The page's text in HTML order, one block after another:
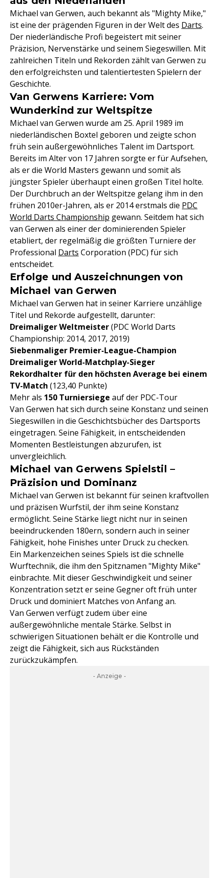
Michael van Gerwen, auch bekannt als "Mighty Mike,"
ist eine der prägenden Figuren in der Welt des Darts.
Der niederländische Profi begeistert mit seiner
Präzision, Nervenstärke und seinem Siegeswillen. Mit
zahlreichen Titeln und Rekorden zählt van Gerwen zu
den erfolgreichsten und talentiertesten Spielern der
Geschichte.
Van Gerwens Karriere: Vom
Wunderkind zur Weltspitze
Michael van Gerwen wurde am 25. April 1989 im
niederländischen Boxtel geboren und zeigte schon
früh sein außergewöhnliches Talent im Dartsport.
Bereits im Alter von 17 Jahren sorgte er für Aufsehen,
als er die World Masters gewann und somit als
jüngster Spieler überhaupt einen großen Titel holte.
Der Durchbruch an der Weltspitze gelang ihm in den
frühen 2010er-Jahren, als er 2014 erstmals die PDC
World Darts Championship gewann. Seitdem hat sich
van Gerwen als einer der dominierenden Spieler
etabliert, der regelmäßig die größten Turniere der
Professional Darts Corporation (PDC) für sich
entscheidet.
Erfolge und Auszeichnungen von
Michael van Gerwen
Michael van Gerwen hat in seiner Karriere unzählige
Titel und Rekorde aufgestellt, darunter:
Dreimaliger Weltmeister(PDC World Darts
Championship: 2014, 2017, 2019)
Siebenmaliger Premier-League-Champion
Dreimaliger World-Matchplay-Sieger
Rekordhalter für den höchsten Average bei einem
TV-Match (123,40 Punkte)
Mehr als 150 Turniersiege auf der PDC-Tour
Van Gerwen hat sich durch seine Konstanz und seinen
Siegeswillen in die Geschichtsbücher des Dartsports
eingetragen. Seine Fähigkeit, in entscheidenden
Momenten Bestleistungen abzurufen, ist
unvergleichlich.
Michael van Gerwens Spielstil –
Präzision und Dominanz
Michael van Gerwen ist bekannt für seinen kraftvollen
und präzisen Wurfstil, der ihm seine Konstanz
ermöglicht. Seine Stärke liegt nicht nur in seinen
beeindruckenden 180ern, sondern auch in seiner
Fähigkeit, hohe Finishes unter Druck zu checken.
Ein Markenzeichen seines Spiels ist die schnelle
Wurftechnik, die ihm den Spitznamen "Mighty Mike"
einbrachte. Mit dieser Geschwindigkeit und seiner
Konzentration setzt er seine Gegner oft früh unter
Druck und dominiert Matches von Anfang an.
Van Gerwen verfügt zudem über eine
außergewöhnliche mentale Stärke. Selbst in
schwierigen Situationen behält er die Kontrolle und
zeigt die Fähigkeit, sich aus Rückständen
zurückzukämpfen.
- Anzeige -